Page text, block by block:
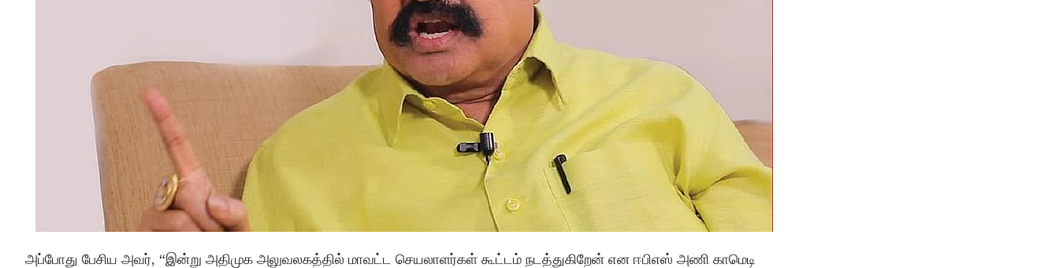
அப்போது பேசிய அவர், “இன்று அதிமுக அலுவலகத்தில் மாவட்ட செயலாளர்கள் கூட்டம் நடத்துகிறேன் என ஈபிஎஸ் அணி காமெடி